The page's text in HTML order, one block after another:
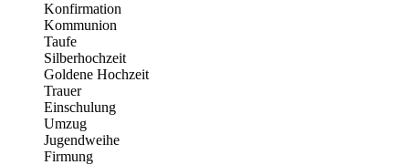
Konfirmation
Kommunion
Taufe
Silberhochzeit
Goldene Hochzeit
Trauer
Einschulung
Umzug
Jugendweihe
Firmung